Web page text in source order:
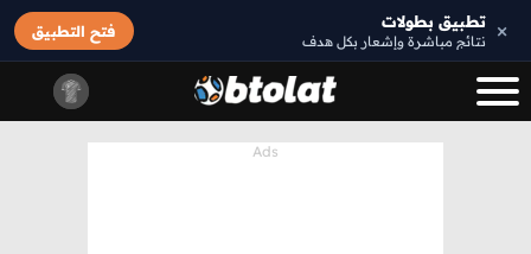
× تطبيق بطولات
نتائج مباشرة وإشعار بكل هدف
فتح التطبيق